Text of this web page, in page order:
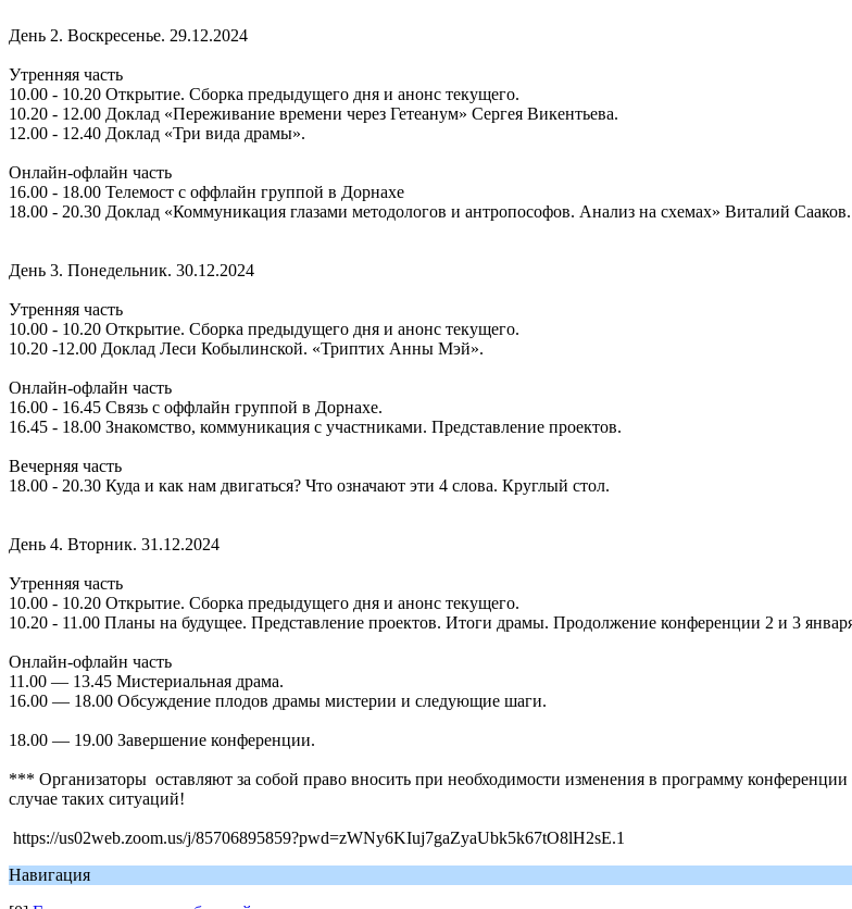
День 2. Воскресенье. 29.12.2024
Утренняя часть
10.00 - 10.20 Открытие. Сборка предыдущего дня и анонс текущего.
10.20 - 12.00 Доклад «Переживание времени через Гетеанум» Сергея Викентьева.
12.00 - 12.40 Доклад «Три вида драмы».
Онлайн-офлайн часть
16.00 - 18.00 Телемост с оффлайн группой в Дорнахе
18.00 - 20.30 Доклад «Коммуникация глазами методологов и антропософов. Анализ на схемах» Виталий Сааков.
День 3. Понедельник. 30.12.2024
Утренняя часть
10.00 - 10.20 Открытие. Сборка предыдущего дня и анонс текущего.
10.20 -12.00 Доклад Леси Кобылинской. «Триптих Анны Мэй».
Онлайн-офлайн часть
16.00 - 16.45 Связь с оффлайн группой в Дорнахе.
16.45 - 18.00 Знакомство, коммуникация с участниками. Представление проектов.
Вечерняя часть
18.00 - 20.30 Куда и как нам двигаться? Что означают эти 4 слова. Круглый стол.
День 4. Вторник. 31.12.2024
Утренняя часть
10.00 - 10.20 Открытие. Сборка предыдущего дня и анонс текущего.
10.20 - 11.00 Планы на будущее. Представление проектов. Итоги драмы. Продолжение конференции 2 и 3
Онлайн-офлайн часть
11.00 — 13.45 Мистериальная драма.
16.00 — 18.00 Обсуждение плодов драмы мистерии и следующие шаги.
18.00 — 19.00 Завершение конференции.
*** Организаторы оставляют за собой право вносить при необходимости изменения в программу
случае таких ситуаций!
https://us02web.zoom.us/j/85706895859?pwd=zWNy6KIuj7gaZyaUbk5k67tO8lH2sE.1
Навигация